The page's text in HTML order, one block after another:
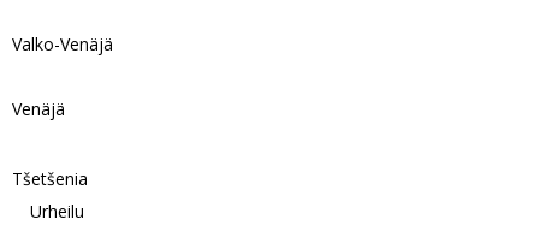
Valko-Venäjä
Venäjä
Tšetšenia
Urheilu